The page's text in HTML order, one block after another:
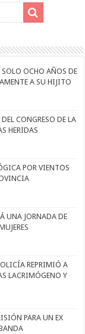
OCHO AÑOS DE
A SU HIJITO
CONGRESO DE LA
HERIDAS
POR VIENTOS
UNA JORNADA DE
REPRIMIÓ A
LACRIMÓGENO Y
PARA UN EX